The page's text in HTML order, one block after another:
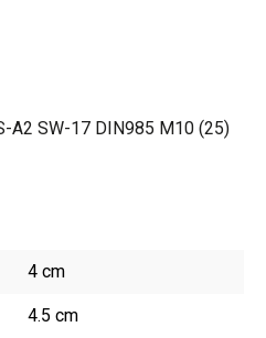
A2 SW-17 DIN985 M10 (25)
4 cm
4.5 cm